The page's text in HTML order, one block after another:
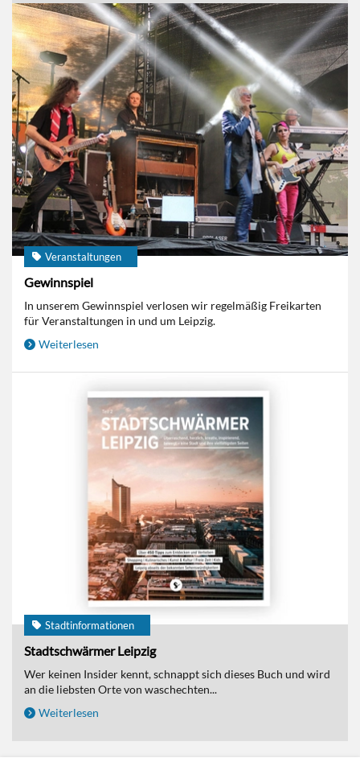
Veranstaltungen
Gewinnspiel
In unserem Gewinnspiel verlosen wir regelmäßig Freikarten
für Veranstaltungen in und um Leipzig.
Weiterlesen
Stadtinformationen
Stadtschwärmer Leipzig
Wer keinen Insider kennt, schnappt sich dieses Buch und wird
an die liebsten Orte von waschechten...
Weiterlesen